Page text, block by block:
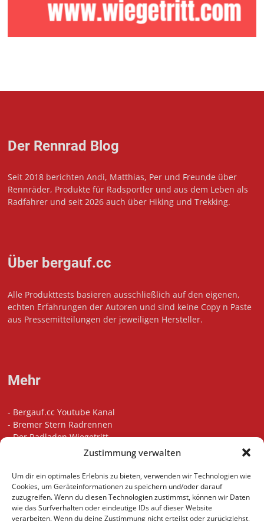
Zustimmung verwalten
Um dir ein optimales Erlebnis zu bieten, verwenden wir Technologien wie
Cookies, um Geräteinformationen zu speichern und/oder darauf
zuzugreifen. Wenn du diesen Technologien zustimmst, können wir Daten
wie das Surfverhalten oder eindeutige IDs auf dieser Website
verarbeiten. Wenn du deine Zustimmung nicht erteilst oder zurückziehst,
Der Rennrad Blog
Seit 2018 berichten Andi, Matthias, Per und Freunde über
Rennräder, Produkte für Radsportler und aus dem Leben als
Radfahrer und seit 2026 auch über Hiking und Trekking.
Über bergauf.cc
Alle Produkttests basieren ausschließlich auf den eigenen,
echten Erfahrungen der Autoren und sind keine Copy n Paste
aus Pressemitteilungen der jeweiligen Hersteller.
Mehr
- Bergauf.cc Youtube Kanal
- Bremer Stern Radrennen
-Der Radladen Wiegetritt
Bikefitting in Bremen
- Unsere Touren auf Komoot
-Indoor Cycling Motivation Playlist